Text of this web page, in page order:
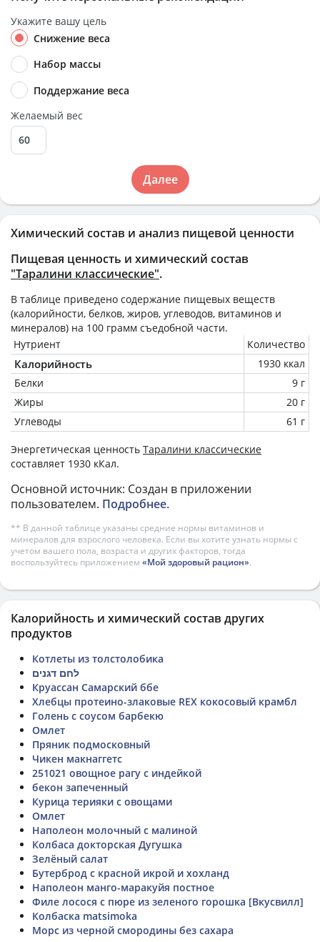
Химический состав и анализ пищевой ценности
Пищевая ценность и химический состав
"Таралини классические".
В таблице приведено содержание пищевых веществ
(калорийности, белков, жиров, углеводов, витаминов и
минералов) на 100 грамм съедобной части.
Нутриент
Количество
Калорийность
1930 ккал
Белки
9 г
Жиры
20 г
Углеводы
61 г
Энергетическая ценность Таралини классические
составляет 1930 кКал.
Основной источник: Создан в приложении
пользователем. Подробнее.
** В данной таблице указаны средние нормы витаминов и
минералов для взрослого человека. Если вы хотите узнать нормы с
учетом вашего пола, возраста и других факторов, тогда
воспользуйтесь приложением «Мой здоровый рацион».
Укажите вашу цель
Снижение веса
Набор массы
Поддержание веса
Желаемый вес
Далее
Калорийность и химический состав других
продуктов
Котлеты из толстолобика
לחם דגנים
Круассан Самарский ббе
Хлебцы протеино-злаковые REX кокосовый крамбл
Голень с соусом барбекю
Омлет
Пряник подмосковный
Чикен макнаггетс
251021 овощное рагу с индейкой
бекон запеченный
Курица терияки с овощами
Омлет
Наполеон молочный с малиной
Колбаса докторская Дугушка
Зелёный салат
Бутерброд с красной икрой и хохланд
Наполеон манго-маракуйя постное
Филе лосося с пюре из зеленого горошка [Вкусвилл]
Колбаска matsimoka
Морс из черной смородины без сахара